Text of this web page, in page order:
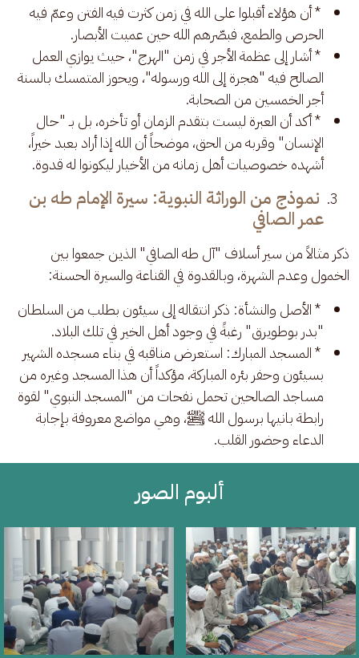
* أن هؤلاء أقبلوا على الله في زمن كثرت فيه الفتن وعمّ فيه
الحرص والطمع، فبصّرهم الله حين عميت الأبصار.
* أشار إلى عظمة الأجر في زمن "الهرج"، حيث يوازي العمل
الصالح فيه "هجرة إلى الله ورسوله"، ويحوز المتمسك بالسنة
أجر الخمسين من الصحابة.
* أكد أن العبرة ليست بتقدم الزمان أو تأخره، بل بـ "حال
الإنسان" وقربه من الحق، موضحاً أن الله إذا أراد بعبد خيراً،
أشهده خصوصيات أهل زمانه من الأخيار ليكونوا له قدوة.
نموذج من الوراثة النبوية: سيرة الإمام طه بن
عمر الصافي
ذكر مثالاً من سير أسلاف "آل طه الصافي" الذين جمعوا بين
الخمول وعدم الشهرة، وبالقدوة في القناعة والسيرة الحسنة:
* الأصل والنشأة: ذكر انتقاله إلى سيئون بطلب من السلطان
"بدر بوطويرق" رغبةً في وجود أهل الخير في تلك البلاد.
* المسجد المبارك: استعرض مناقبه في بناء مسجده الشهير
بسيئون وحفر بئره المباركة، مؤكداً أن هذا المسجد وغيره من
مساجد الصالحين تحمل نفحات من "المسجد النبوي" لقوة
رابطة بانيها برسول الله ﷺ، وهي مواضع معروفة بإجابة
الدعاء وحضور القلب.
ألبوم الصور